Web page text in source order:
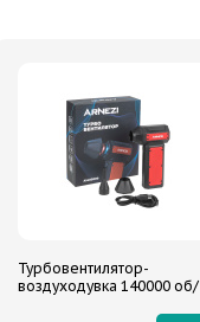
Турбовентилятор-
воздуходувка 140000 об/